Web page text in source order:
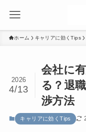
ホーム キャリアに効くTips
会社に
る？退
渉方法
2026
4/13
キャリアに効くTips